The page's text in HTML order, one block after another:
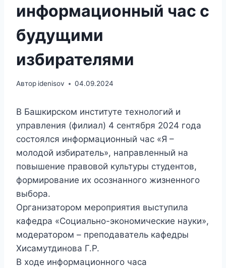
информационный час с
будущими
избирателями
Автор idenisov 04.09.2024
В Башкирском институте технологий и
управления (филиал) 4 сентября 2024 года
состоялся информационный час «Я –
молодой избиратель», направленный на
повышение правовой культуры студентов,
формирование их осознанного жизненного
выбора.
Организатором мероприятия выступила
кафедра «Социально-экономические науки»,
модератором – преподаватель кафедры
Хисамутдинова Г.Р.
В ходе информационного часа